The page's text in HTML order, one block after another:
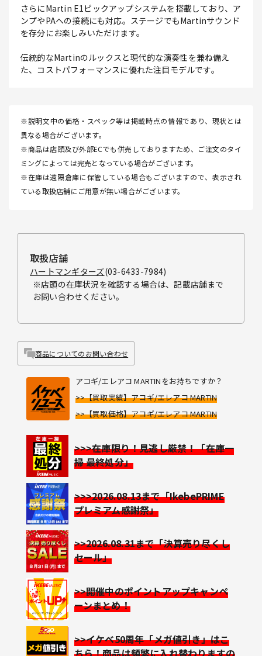
さらにMartin E1ピックアップシステムを搭載しており、ア
ンプやPAへの接続にも対応。ステージでもMartinサウンド
を存分にお楽しみいただけます。
伝統的なMartinのルックスと現代的な演奏性を兼ね備え
た、コストパフォーマンスに優れた注目モデルです。
※説明文中の価格・スペック等は掲載時点の情報であり、現状とは
異なる場合がございます。
※商品は店頭及び外部ECでも併売しておりますため、ご注文のタイ
ミングによっては完売となっている場合がございます。
※在庫は遠隔倉庫に保管している場合もございますので、表示され
ている取扱店舗にご用意が無い場合がございます。
取扱店舗
ハートマンギターズ(03-6433-7984)
※店頭の在庫状況を確認する場合は、記載店舗まで
お問い合わせください。
商品についてのお問い合わせ
アコギ/エレアコ MARTINをお持ちですか？
>>【買取実績】アコギ/エレアコ MARTIN
>>【買取価格】アコギ/エレアコ MARTIN
>>>在庫限り！見逃し厳禁！「在庫一
掃 最終処分」
>>>2026.08.13まで「IkebePRIME
プレミアム感謝祭」
>>2026.08.31まで「決算売り尽くし
セール」
>>開催中のポイントアップキャンペ
ーンまとめ！
>>イケベ50周年「メガ値引き」はこ
ちら！商品は頻繁に入れ替わりますの